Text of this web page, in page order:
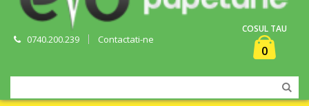
0740.200.239 Contactati-ne
COSUL TAU
0